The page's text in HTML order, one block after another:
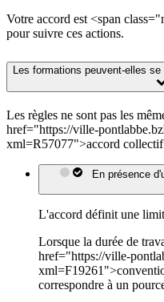
Votre accord est <span
pour suivre ces actions.
Les formations peuvent-elles
Les règles ne sont pas les
href="https://ville-
xml=R57077">accord
En présence
L'accord définit une
Lorsque la durée de
href="https://ville-
correspondre à un